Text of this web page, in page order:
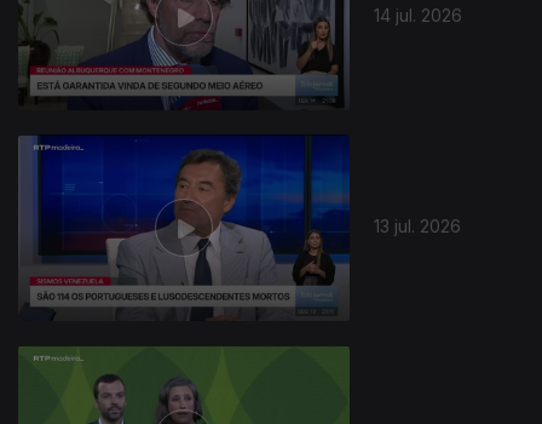
14 jul. 2026
13 jul. 2026